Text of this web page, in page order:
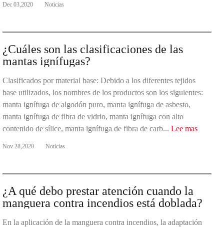
Dec 03,2020 Noticias
¿Cuáles son las clasificaciones de las
mantas ignífugas?
Clasificados por material base: Debido a los diferentes tejidos
base utilizados, los nombres de los productos son los siguientes:
manta ignífuga de algodón puro, manta ignífuga de asbesto,
manta ignífuga de fibra de vidrio, manta ignífuga con alto
contenido de sílice, manta ignífuga de fibra de carb... Lee mas
Nov 28,2020 Noticias
¿A qué debo prestar atención cuando la
manguera contra incendios está doblada?
En la aplicación de la manguera contra incendios, la adaptación